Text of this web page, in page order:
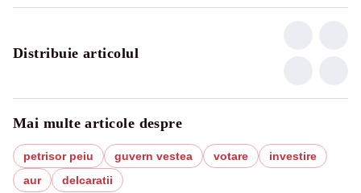
Distribuie articolul
Mai multe articole despre
petrisor peiu guvern vestea votare
investire
aur
delcaratii